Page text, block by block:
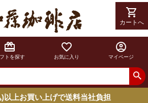
shopping_cart
カートへ
card_giftcard
トを探す
favorite_border
お気に入り
account_circle
マイページ
以上お買い上げで送料当社負担